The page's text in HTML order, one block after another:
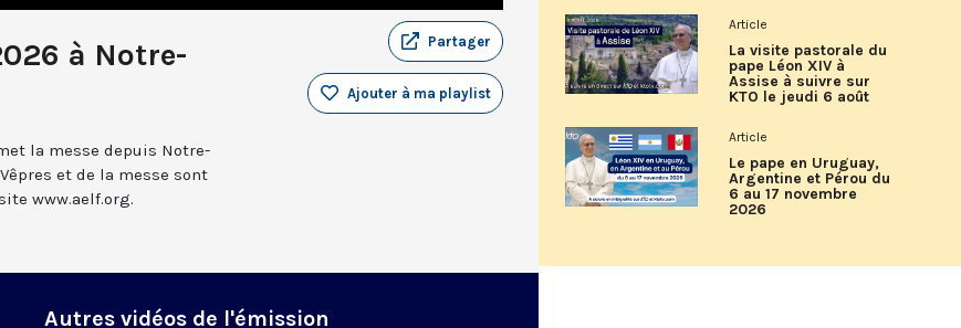
à Notre-
Partager
Ajouter à ma playlist
la messe depuis Notre-
et de la messe sont
www.aelf.org.
Autres vidéos de l'émission
Article
La visite pastorale du
pape Léon XIV à
Assise à suivre sur
KTO le jeudi 6 août
Article
Le pape en Uruguay,
Argentine et Pérou du
6 au 17 novembre
2026